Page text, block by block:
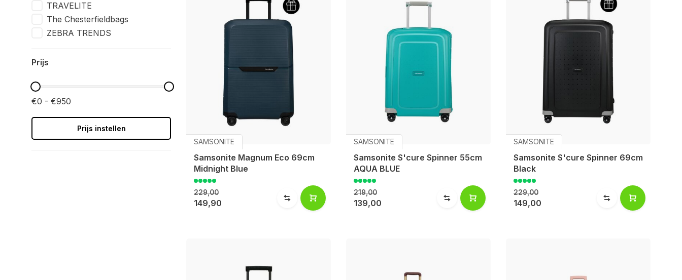
TRAVELITE
The Chesterfieldbags
ZEBRA TRENDS
Prijs
€0 - €950
Prijs instellen
SAMSONITE
Samsonite Magnum Eco 69cm
Midnight Blue
229,00
149,90
SAMSONITE
Samsonite S'cure Spinner 55cm
AQUA BLUE
219,00
139,00
SAMSONITE
Samsonite S'cure Spinner 69cm
Black
229,00
149,00